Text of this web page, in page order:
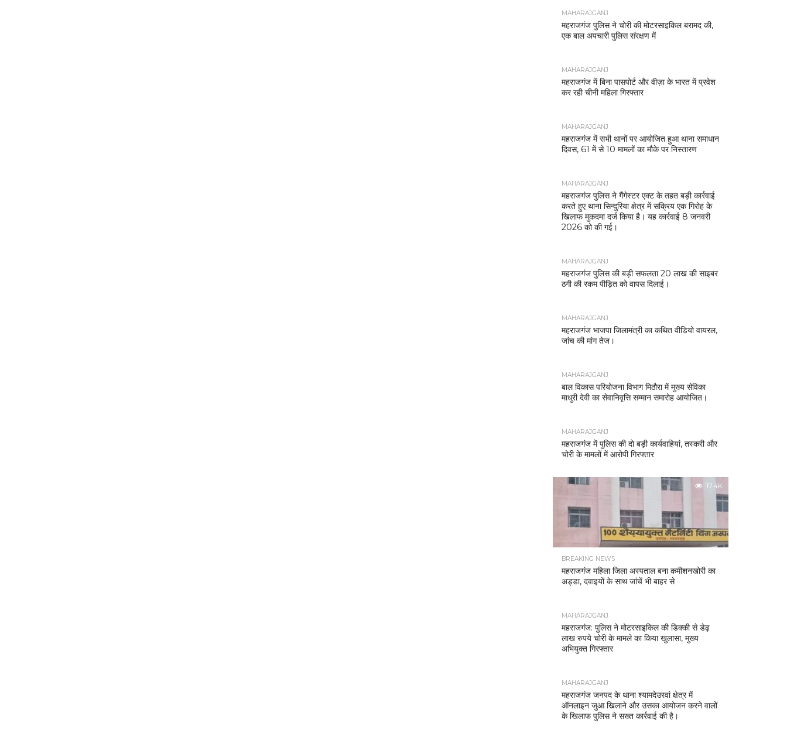
MAHARAJGANJ
महराजगंज पुलिस ने चोरी की मोटरसाइकिल बरामद की,
एक बाल अपचारी पुलिस संरक्षण में
MAHARAJGANJ
महराजगंज में बिना पासपोर्ट और वीज़ा के भारत में प्रवेश
कर रही चीनी महिला गिरफ्तार
MAHARAJGANJ
महराजगंज में सभी थानों पर आयोजित हुआ थाना समाधान
दिवस, 61 में से 10 मामलों का मौके पर निस्तारण
MAHARAJGANJ
महराजगंज पुलिस ने गैंगेस्टर एक्ट के तहत बड़ी कार्रवाई
करते हुए थाना सिन्दुरिया क्षेत्र में सक्रिय एक गिरोह के
खिलाफ मुकदमा दर्ज किया है। यह कार्रवाई 8 जनवरी
2026 को की गई।
MAHARAJGANJ
महराजगंज पुलिस की बड़ी सफलता 20 लाख की साइबर
ठगी की रकम पीड़ित को वापस दिलाई।
MAHARAJGANJ
महराजगंज भाजपा जिलामंत्री का कथित वीडियो वायरल,
जांच की मांग तेज।
MAHARAJGANJ
बाल विकास परियोजना विभाग मिठौरा में मुख्य सेविका
माधुरी देवी का सेवानिवृत्ति सम्मान समारोह आयोजित।
MAHARAJGANJ
महराजगंज में पुलिस की दो बड़ी कार्यवाहियां, तस्करी और
चोरी के मामलों में आरोपी गिरफ्तार
17.4K
BREAKING NEWS
महराजगंज महिला जिला अस्पताल बना कमीशनखोरी का
अड्डा, दवाइयों के साथ जांचें भी बाहर से
MAHARAJGANJ
महराजगंज: पुलिस ने मोटरसाइकिल की डिक्की से डेढ़
लाख रुपये चोरी के मामले का किया खुलासा, मुख्य
अभियुक्त गिरफ्तार
MAHARAJGANJ
महराजगंज जनपद के थाना श्यामदेउरवां क्षेत्र में
ऑनलाइन जुआ खिलाने और उसका आयोजन करने वालों
के खिलाफ पुलिस ने सख्त कार्रवाई की है।